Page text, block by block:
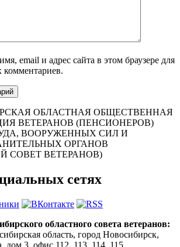
email и адрес сайта в этом браузере для
ОБЛАСТНАЯ ОБЩЕСТВЕННАЯ
ВЕТЕРАНОВ (ПЕНСИОНЕРОВ)
ВООРУЖЕННЫХ СИЛ И
ОРГАНОВ
СОВЕТ ВЕТЕРАНОВ)
сетях
областного совета ветеранов:
область, город Новосибирск,
дом 3, офис 112, 113, 114, 115